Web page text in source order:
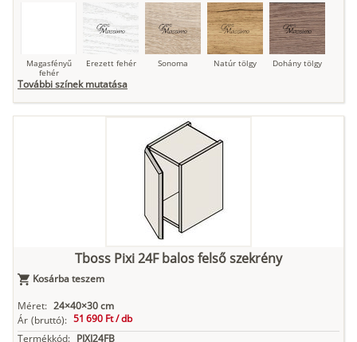
Magasfényű
fehér
Erezett fehér Sonoma Natúr tölgy Dohány tölgy
Loft beton
Szupermatt
Nádzöld
További színek mutatása
Tboss Pixi 24F balos felső szekrény
Kosárba teszem
Méret: 24×40×30 cm
Ár (bruttó): 51 690 Ft /db
Termékkód: PIXI24FB